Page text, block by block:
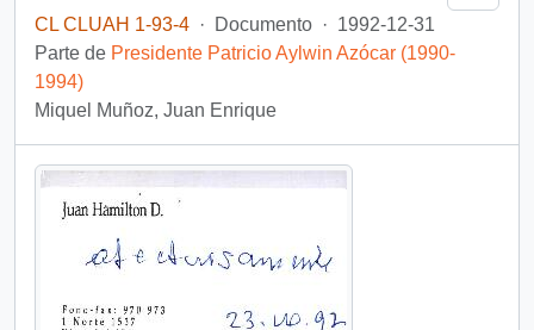
CL CLUAH 1-93-4 · Documento · 1992-12-31
Parte de Presidente Patricio Aylwin Azócar (1990-
1994)
Miquel Muñoz, Juan Enrique